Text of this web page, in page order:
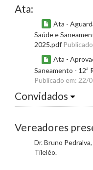
Ata:
Ata -
Saúde e
2025.pdf
Ata -
Saneamento - 12ª
Publicado em: 22/
Convidados
Vereadores
Dr. Bruno
Tileléo.